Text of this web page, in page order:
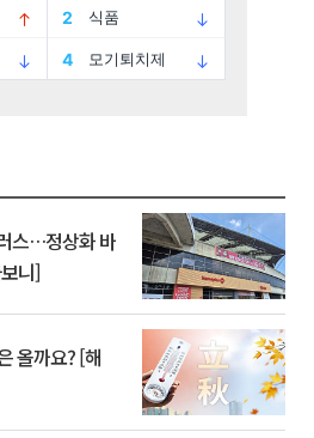
스…정상화 바
니]
올까요? [해